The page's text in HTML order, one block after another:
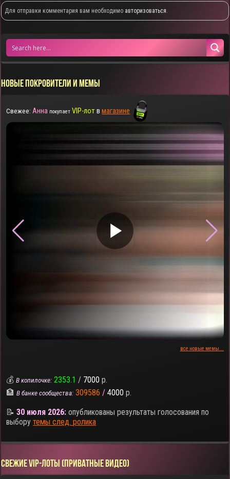
Для отправки комментария вам необходимо авторизоваться.
НОВЫЕ ПОКРОВИТЕЛИ И МЕМЫ
Свежее: Анна покупает VIP-лотвмагазине
▶
все новые мемы...
💰В копилочке: 2353.1 / 7000 р.
🏦В банке сообщества: 309586 / 4000 р.
📝30 июля 2026: опубликованы результаты голосования по
выборутемы след. ролика
СВЕЖИЕ VIP-ЛОТЫ (ПРИВАТНЫЕ ВИДЕО)